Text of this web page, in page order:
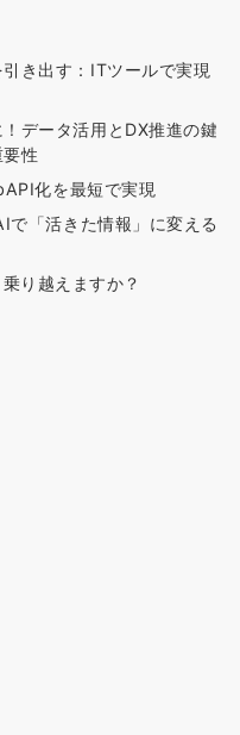
き出す：ITツールで実現
データ活用とDX推進の鍵
性
化を最短で実現
で「活きた情報」に変える
り越えますか？